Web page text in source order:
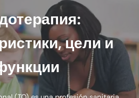
цели и